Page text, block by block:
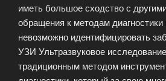
иметь большое сходство с
обращения к методам
невозможно идентифицировать
УЗИ Ультразвуковое
традиционным методом